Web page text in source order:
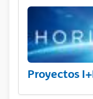
Proyectos